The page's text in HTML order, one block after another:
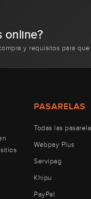
online?
y requisitos para
PASARELAS
Todas las
Webpay Plus
Servipag
Khipu
PayPal